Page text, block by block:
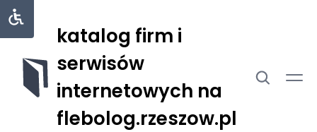
katalog firm i
serwisów
internetowych na
flebolog.rzeszow.pl